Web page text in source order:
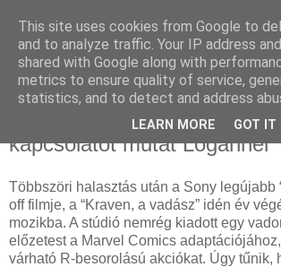
2024. augusztus 15., csütörtök
Kraven, a vadász előzetese
kapcsolatot mutat Logannel
Többszöri halasztás után a Sony legújabb
off filmje, a “Kraven, a vadász” idén év
mozikba. A stúdió nemrég kiadott egy
előzetest a Marvel Comics
várható R-besorolású akciókat. Úgy tűnik,
This site uses cookies from Google to
and to analyze traffic. Your IP address
shared with Google along with
metrics to ensure quality of service,
statistics, and to detect and address
LEARN MORE GOT IT